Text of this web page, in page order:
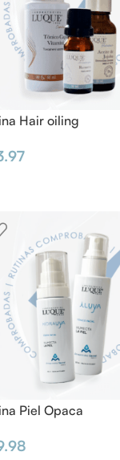
Hair oiling
Piel Opaca